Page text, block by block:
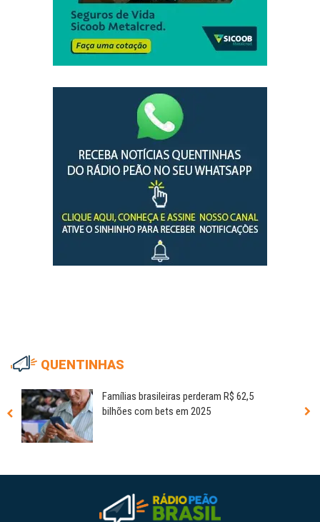
QUENTINHAS
Famílias brasileiras perderam R$ 62,5
bilhões com bets em 2025